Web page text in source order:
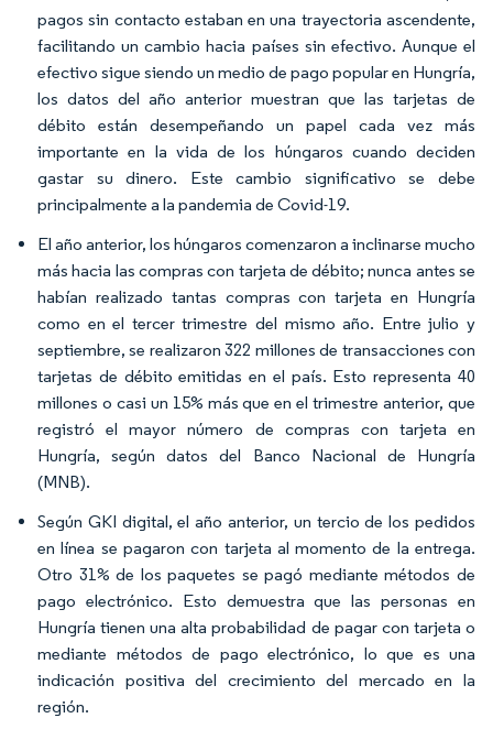
pagos sin contacto estaban en una trayectoria ascendente,
facilitando un cambio hacia países sin efectivo. Aunque el
efectivo sigue siendo un medio de pago popular en Hungría,
los datos del año anterior muestran que las tarjetas de
débito están desempeñando un papel cada vez más
importante en la vida de los húngaros cuando deciden
gastar su dinero. Este cambio significativo se debe
principalmente a la pandemia de Covid-19.
El año anterior, los húngaros comenzaron a inclinarse mucho
más hacia las compras con tarjeta de débito; nunca antes se
habían realizado tantas compras con tarjeta en Hungría
como en el tercer trimestre del mismo año. Entre julio y
septiembre, se realizaron 322 millones de transacciones con
tarjetas de débito emitidas en el país. Esto representa 40
millones o casi un 15% más que en el trimestre anterior, que
registró el mayor número de compras con tarjeta en
Hungría, según datos del Banco Nacional de Hungría
(MNB).
Según GKI digital, el año anterior, un tercio de los pedidos
en línea se pagaron con tarjeta al momento de la entrega.
Otro 31% de los paquetes se pagó mediante métodos de
pago electrónico. Esto demuestra que las personas en
Hungría tienen una alta probabilidad de pagar con tarjeta o
mediante métodos de pago electrónico, lo que es una
indicación positiva del crecimiento del mercado en la
región.